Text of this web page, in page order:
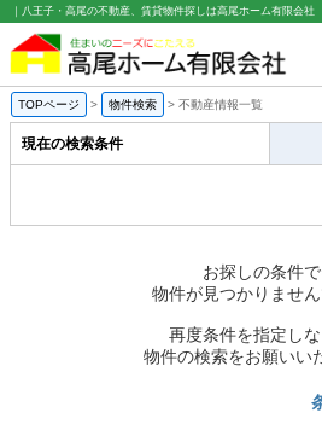
｜八王子・高尾の不動産、賃貸物件探しは高尾ホーム有限会社
TOPページ > 物件検索 > 不動産情報一覧
現在の検索条件
お探しの条件
物件が見つかりません
再度条件を指定し
物件の検索をお願いい